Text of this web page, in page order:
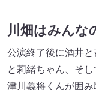
川畑はみんな
公演終了後に酒井
と莉緒ちゃん、そ
津川義将くんが囲